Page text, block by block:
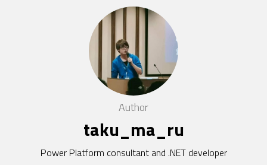
Author
taku_ma_ru
Power Platform consultant and .NET developer